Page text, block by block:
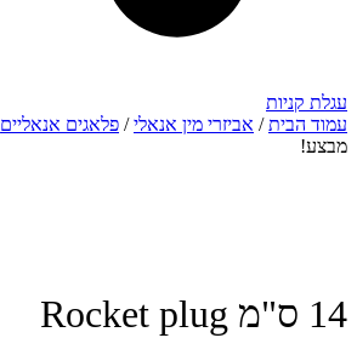
עגלת קניות
עמוד הבית/ אביזרי מין אנאלי/ פלאגים אנאליים
מבצע!
14 ס"מ Rocket plug